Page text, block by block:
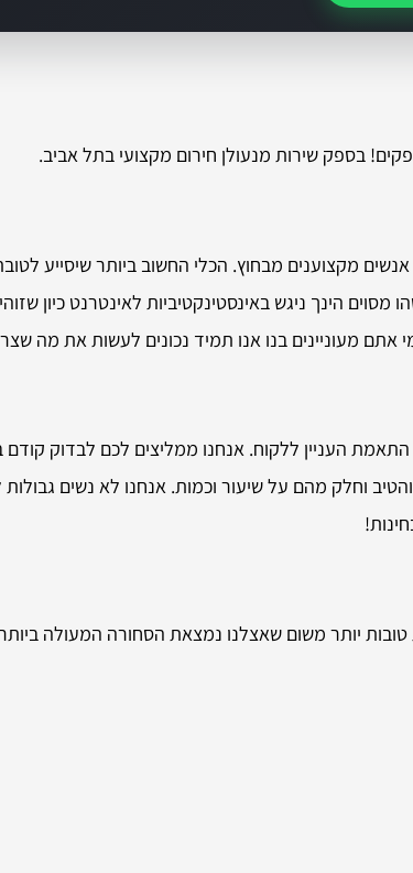
בספק שירות מנעולן חירום מקצועי בתל אביב.
מקצוענים מבחוץ. הכלי החשוב ביותר שיסייע
הינך ניגש באינסטינקטיביות לאינטרנט כיון
מעוניינים בנו אנו תמיד נכונים לעשות את מה
העניין ללקוח. אנחנו ממליצים לכם לבדוק
וחלק מהם על שיעור וכמות. אנחנו לא נשים גבולות
יותר משום שאצלנו נמצאת הסחורה המעולה ביותר.